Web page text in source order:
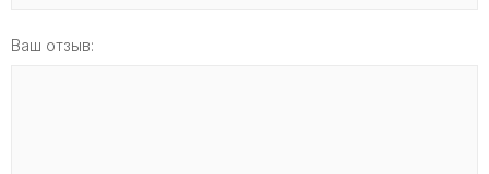
Ваш отзыв: